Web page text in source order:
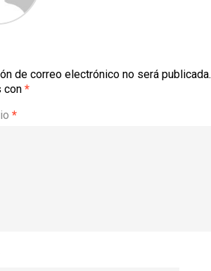
de correo electrónico no será publicada.
con *
*